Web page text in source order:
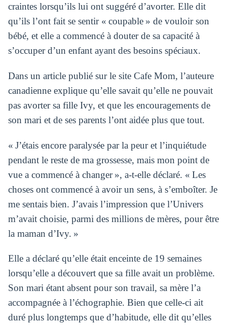
craintes lorsqu’ils lui ont suggéré d’avorter. Elle dit
qu’ils l’ont fait se sentir « coupable » de vouloir son
bébé, et elle a commencé à douter de sa capacité à
s’occuper d’un enfant ayant des besoins spéciaux.
Dans un article publié sur le site Cafe Mom, l’auteure
canadienne explique qu’elle savait qu’elle ne pouvait
pas avorter sa fille Ivy, et que les encouragements de
son mari et de ses parents l’ont aidée plus que tout.
« J’étais encore paralysée par la peur et l’inquiétude
pendant le reste de ma grossesse, mais mon point de
vue a commencé à changer », a-t-elle déclaré. « Les
choses ont commencé à avoir un sens, à s’emboîter. Je
me sentais bien. J’avais l’impression que l’Univers
m’avait choisie, parmi des millions de mères, pour être
la maman d’Ivy. »
Elle a déclaré qu’elle était enceinte de 19 semaines
lorsqu’elle a découvert que sa fille avait un problème.
Son mari étant absent pour son travail, sa mère l’a
accompagnée à l’échographie. Bien que celle-ci ait
duré plus longtemps que d’habitude, elle dit qu’elles